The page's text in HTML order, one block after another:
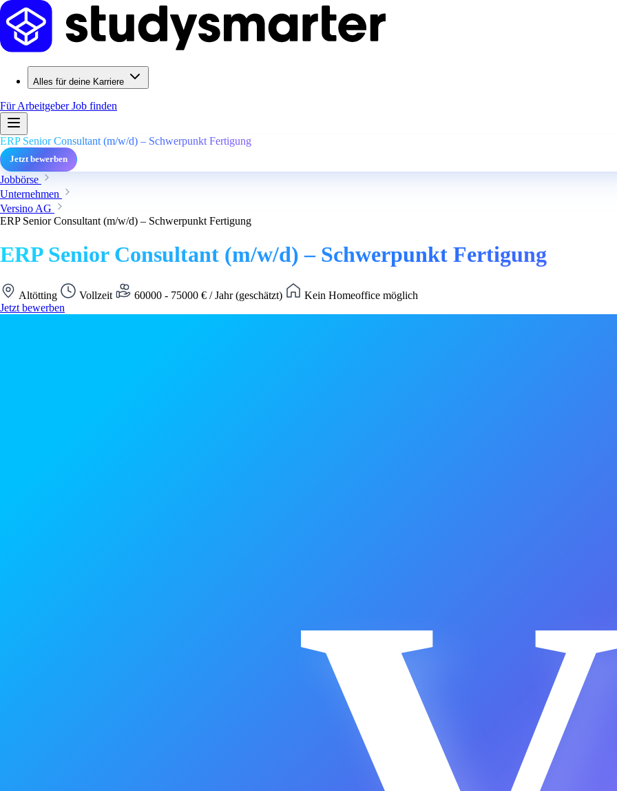
Alles für deine Karriere
Für ArbeitgeberJob finden
ERP Senior Consultant (m/w/d) – Schwerpunkt Fertigung
Jetzt bewerben
Jobbörse
Unternehmen
Versino AG
ERP Senior Consultant (m/w/d) – Schwerpunkt Fertigung
ERP Senior Consultant (m/w/d) – Schwerpunkt Fertigung
Altötting Vollzeit 60000 - 75000 € / Jahr (geschätzt)
Kein Homeoffice möglich
Jetzt bewerben